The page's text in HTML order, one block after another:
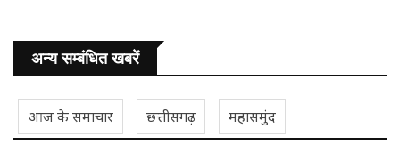
अन्य सम्बंधित खबरें
आज के समाचार छत्तीसगढ़ महासमुंद